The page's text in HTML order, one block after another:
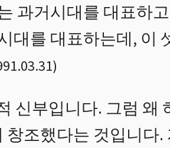
과거시대를 대표하
대를 대표하는데, 이
)
신부입니다. 그럼 왜
창조했다는 것입니다